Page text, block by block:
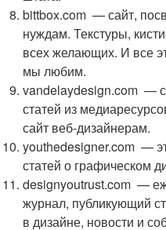
bittbox.com — сайт,
нуждам. Текстуры,
всех желающих. И все
мы любим.
vandelaydesign.com —
статей из
сайт веб-дизайнерам.
youthedesigner.com —
статей о графическом
designyoutrust.com —
журнал, публикующий
в дизайне, новости и